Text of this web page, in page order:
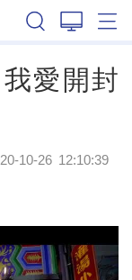
愛開封
10-26 12:10:39